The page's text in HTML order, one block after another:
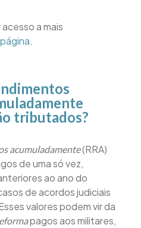
a mais
.
tributados?
acumuladamente(RRA)
de uma só vez,
ao ano do
de acordos judiciais
valores podem vir da
pagos aos militares,